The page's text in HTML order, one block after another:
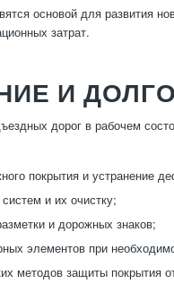
основой для
затрат.
И
дорог в рабочем
покрытия и устранение
и их очистку;
и дорожных знаков;
элементов при
методов защиты покрытия